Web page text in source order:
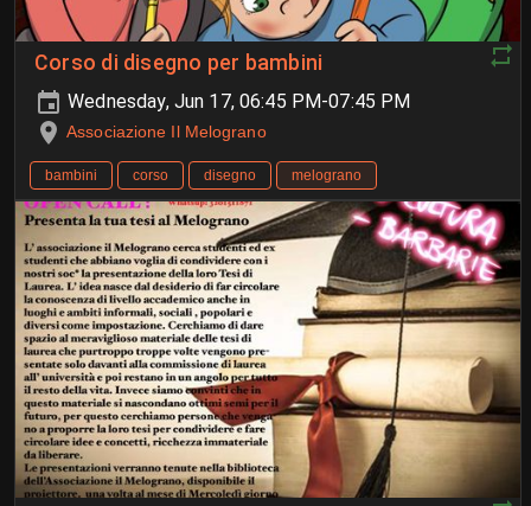
Corso di disegno per bambini
Wednesday, Jun 17, 06:45 PM-07:45 PM
Associazione Il Melograno
bambini corso disegno melograno